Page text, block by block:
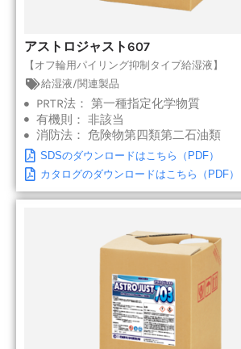
アストロジャスト607
【オフ輪用パイリング抑制タイプ給湿液】
給湿液/関連製品
PRTR法： 第一種指定化学物質
有機則： 非該当
消防法： 危険物第四類第二石油類
SDSのダウンロードはこちら（PDF）
カタログのダウンロードはこちら（PDF）